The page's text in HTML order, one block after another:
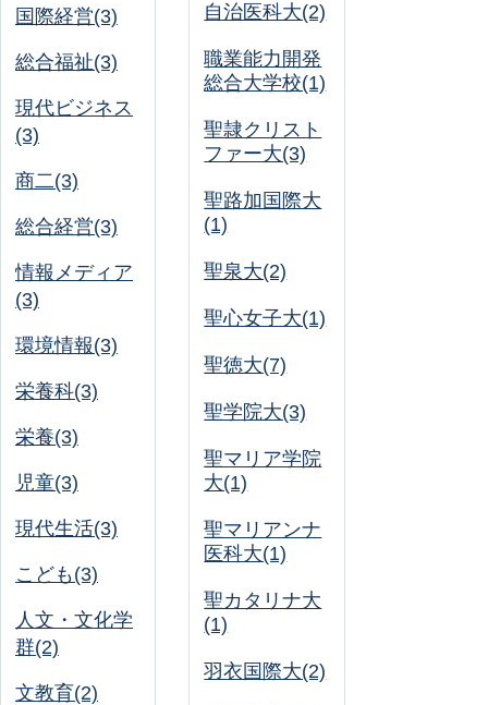
国際経営(3)
総合福祉(3)
現代ビジネス
(3)
商二(3)
総合経営(3)
情報メディア
(3)
環境情報(3)
栄養科(3)
栄養(3)
児童(3)
現代生活(3)
こども(3)
人文・文化学
群(2)
文教育(2)
自治医科大(2)
職業能力開発
総合大学校(1)
聖隷クリスト
ファー大(3)
聖路加国際大
(1)
聖泉大(2)
聖心女子大(1)
聖徳大(7)
聖学院大(3)
聖マリア学院
大(1)
聖マリアンナ
医科大(1)
聖カタリナ大
(1)
羽衣国際大(2)